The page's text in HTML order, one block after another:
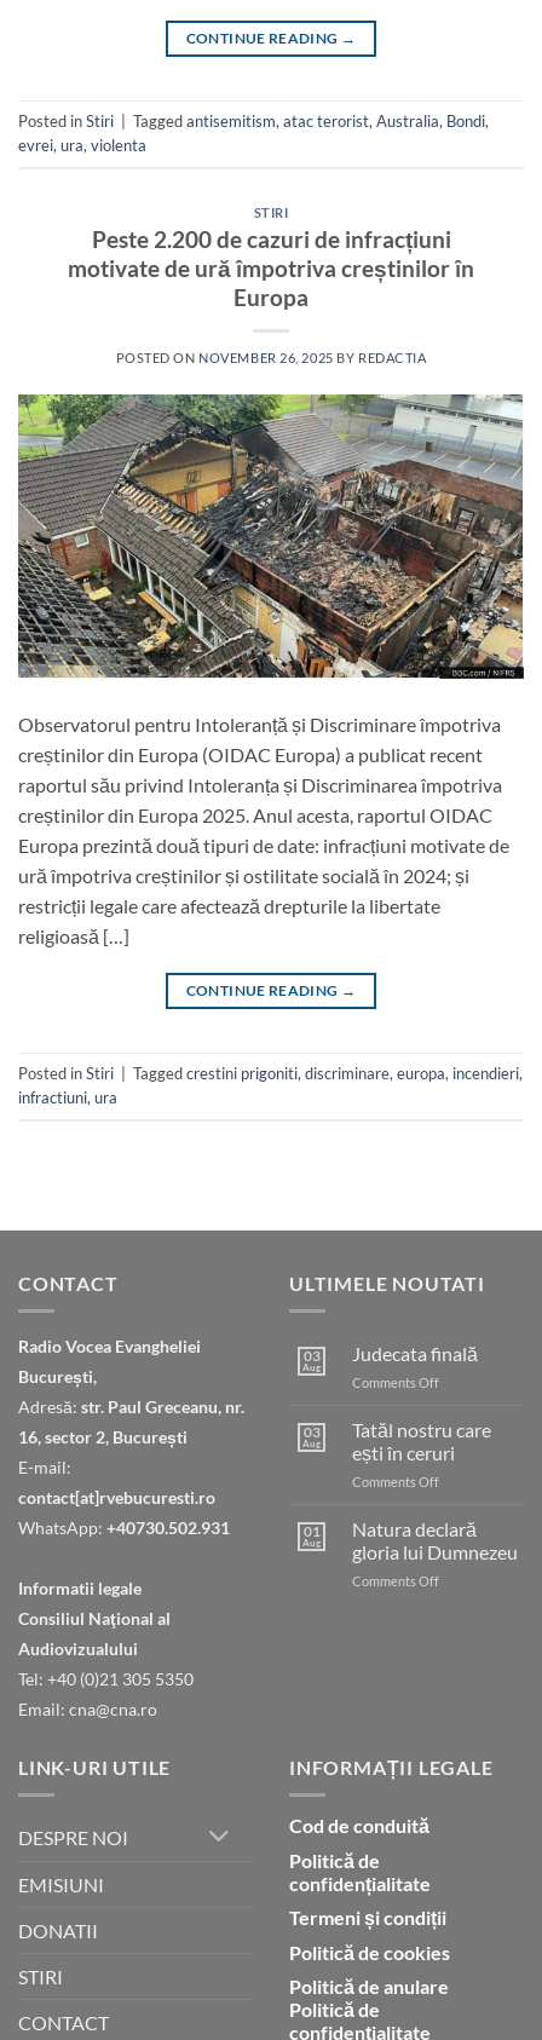
CONTINUE READING →
Posted inStiri Taggedantisemitism, atac terorist, Australia, Bondi,
evrei, ura, violenta
STIRI
Peste 2.200 de cazuri de infracțiuni
motivate de ură împotriva creștinilor în
Europa
POSTED ON NOVEMBER 26, 2025 BY REDACTIA
Observatorul pentru Intoleranță și Discriminare împotriva
creștinilor din Europa (OIDAC Europa) a publicat recent
raportul său privind Intoleranța și Discriminarea împotriva
creștinilor din Europa 2025. Anul acesta, raportul OIDAC
Europa prezintă două tipuri de date: infracțiuni motivate de
ură împotriva creștinilor și ostilitate socială în 2024; și
restricții legale care afectează drepturile la libertate
religioasă […]
CONTINUE READING →
Posted inStiri Taggedcrestini prigoniti, discriminare, europa, incendieri,
infractiuni, ura
CONTACT
Radio Vocea Evangheliei
București,
Adresă: str. Paul Greceanu, nr.
16, sector 2, București
E-mail:
contact[at]rvebucuresti.ro
WhatsApp: +40730.502.931
Informatii legale
Consiliul Naţional al
Audiovizualului
Tel: +40 (0)21 305 5350
Email: cna@cna.ro
ULTIMELE NOUTATI
03
Aug
Judecata finală
Comments Offon
03
Aug
Tatăl nostru care
ești în ceruri
Comments Offon
nostru
care
ești
în
01
Aug
Natura declară
gloria lui Dumnezeu
Comments Offon
LINK-URI UTILE
DESPRE NOI
EMISIUNI
DONATII
STIRI
CONTACT
INFORMAȚII LEGALE
Cod de conduită
Politică de
confidențialitate
Termeni și condiții
Politică de cookies
Politică de anulare
Politică de
confidențialitate